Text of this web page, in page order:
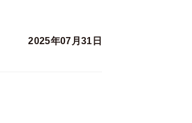
2025年07月31日